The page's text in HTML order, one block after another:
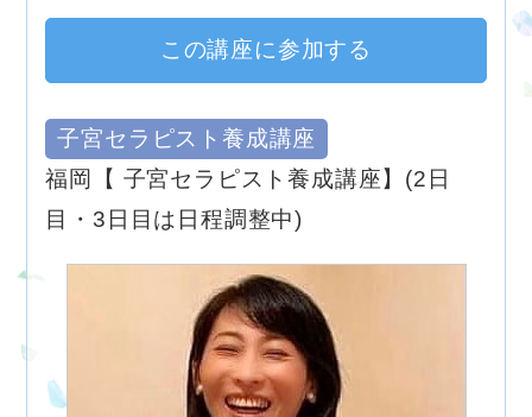
この講座に参加する
子宮セラピスト養成講座
福岡【 子宮セラピスト養成講座】(2日
目・3日目は日程調整中)